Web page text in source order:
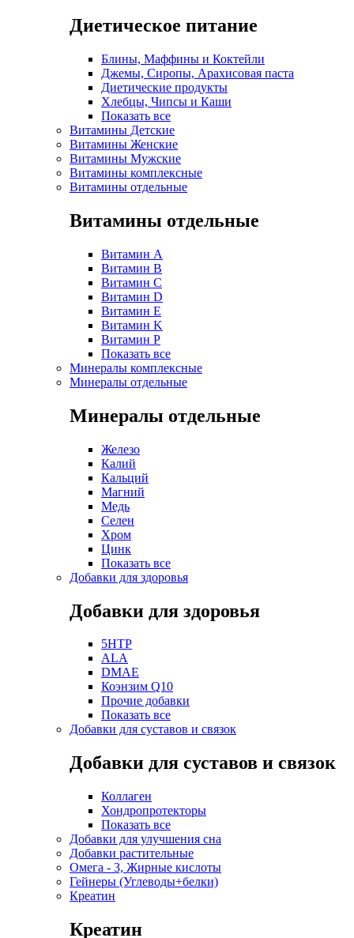
Диетическое питание
Блины, Маффины и Коктейли
Джемы, Сиропы, Арахисовая паста
Диетические продукты
Хлебцы, Чипсы и Каши
Показать все
Витамины Детские
Витамины Женские
Витамины Мужские
Витамины комплексные
Витамины отдельные
Витамины отдельные
Витамин A
Витамин B
Витамин C
Витамин D
Витамин E
Витамин K
Витамин P
Показать все
Минералы комплексные
Минералы отдельные
Минералы отдельные
Железо
Калий
Кальций
Магний
Медь
Селен
Хром
Цинк
Показать все
Добавки для здоровья
Добавки для здоровья
5HTP
ALA
DMAE
Коэнзим Q10
Прочие добавки
Показать все
Добавки для суставов и связок
Добавки для суставов и связок
Коллаген
Хондропротекторы
Показать все
Добавки для улучшения сна
Добавки растительные
Омега - 3, Жирные кислоты
Гейнеры (Углеводы+белки)
Креатин
Креатин